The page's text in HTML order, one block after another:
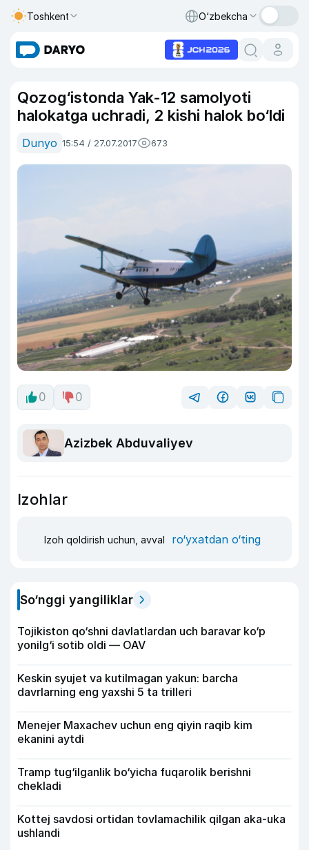
Toshkent O‘zbekcha
Qozog‘istonda Yak-12 samolyoti
halokatga uchradi, 2 kishi halok bo‘ldi
Dunyo 15:54 / 27.07.2017 673
0 0
Azizbek Abduvaliyev
Izohlar
Izoh qoldirish uchun, avval ro‘yxatdan o‘ting
So‘nggi yangiliklar
Tojikiston qo‘shni davlatlardan uch baravar ko‘p
yonilg‘i sotib oldi — OAV
Keskin syujet va kutilmagan yakun: barcha
davrlarning eng yaxshi 5 ta trilleri
Menejer Maxachev uchun eng qiyin raqib kim
ekanini aytdi
Tramp tug‘ilganlik bo‘yicha fuqarolik berishni
chekladi
Kottej savdosi ortidan tovlamachilik qilgan aka-uka
ushlandi